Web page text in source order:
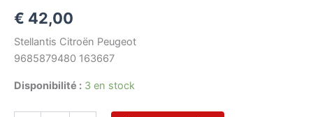
€ 42,00
Stellantis Citroën Peugeot
9685879480 163667
Disponibilité : 3 en stock